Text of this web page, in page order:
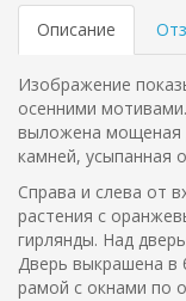
Описание
Изображение
осенними
выложена мощеная
камней, усыпанная
Справа и слева от
растения с
гирлянды. Над
Дверь выкрашена в
рамой с окнами по